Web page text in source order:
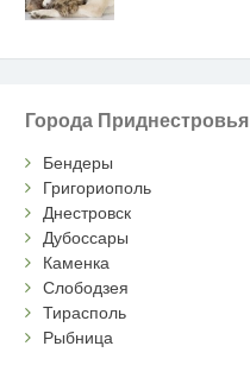
Города Приднестровья
Бендеры
Григориополь
Днестровск
Дубоссары
Каменка
Слободзея
Тирасполь
Рыбница